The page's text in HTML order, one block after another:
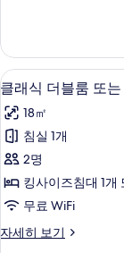
기
Room
자
세
보
기
클
래
식
더
블
룸
또
는
4
클래식 더블룸 또
18㎡
침실 1개
2명
킹사이즈침대 1개
무료 WiFi
자세히 보기
클